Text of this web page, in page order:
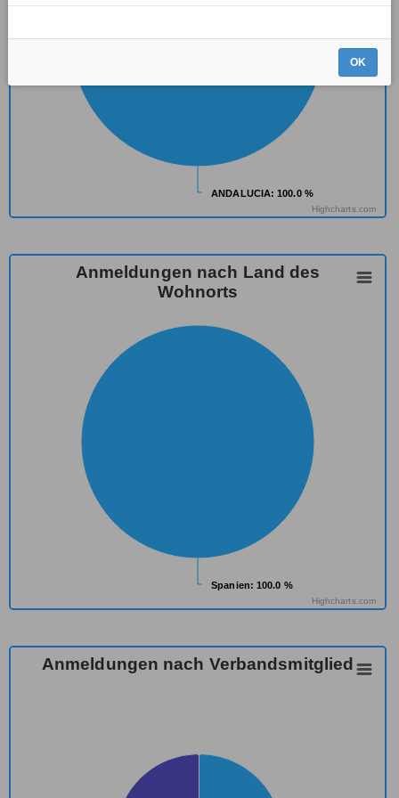
ANDALUCIA: 100.0 %
ANDALUCIA: 100.0 %
Highcharts.com
Anmeldungen nach Land des
Wohnorts
Spanien: 100.0 %
Spanien: 100.0 %
Highcharts.com
Anmeldungen nach Verbandsmitglied
OK